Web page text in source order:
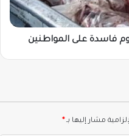
فاسدة على المواطنين
مشار إليها بـ*